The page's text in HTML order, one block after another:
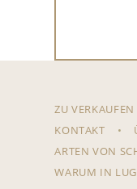
ZU VERKAUFEN
KONTAKT
ARTEN VON
WARUM IN